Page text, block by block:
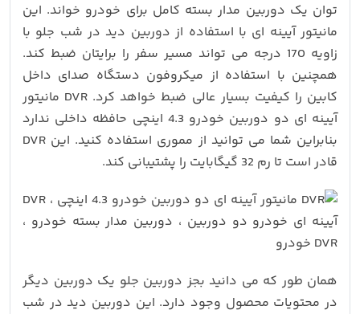
توان یک دوربین مدار بسته کامل برای خودرو خواند. این
مانیتور آیینه ای با استفاده از دوربین دید در شب جلو با
زاویه 170 درجه می تواند مسیر سفر را برایتان ضبط کند.
همچنین با استفاده از میکروفون دستگاه صدای داخل
کابین را کیفیت بسیار عالی ضبط خواهد کرد. DVR مانیتور
آیینه ای دو دوربین خودرو 4.3 اینچی حافظه داخلی ندارد
بنابراین شما می توانید از مموری استفاده کنید. این DVR
قادر است تا رم 32 گیگابایت را پشتیبانی کند.
همان طور که می دانید بجز دوربین جلو یک دوربین دیگر
در محتویات محصول وجود دارد. این دوربین دید در شب